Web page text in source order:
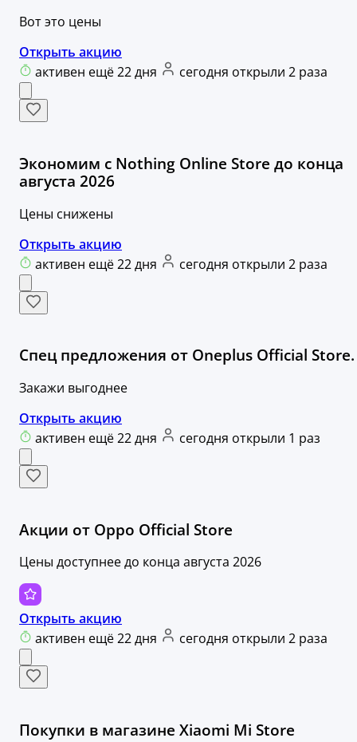
Вот это цены
Открыть акцию
активен ещё 22 дня
сегодня открыли 2 раза
Экономим с Nothing Online Store до конца
августа 2026
Цены снижены
Открыть акцию
активен ещё 22 дня
сегодня открыли 2 раза
Спец предложения от Oneplus Official Store.
Закажи выгоднее
Открыть акцию
активен ещё 22 дня
сегодня открыли 1 раз
Акции от Oppo Official Store
Цены доступнее до конца августа 2026
Открыть акцию
активен ещё 22 дня
сегодня открыли 2 раза
Покупки в магазине Xiaomi Mi Store